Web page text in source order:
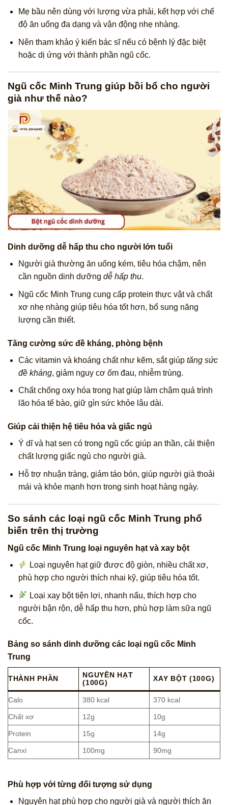
Mẹ bầu nên dùng với lượng vừa phải, kết hợp với chế
độ ăn uống đa dạng và vận động nhẹ nhàng.
Nên tham khảo ý kiến bác sĩ nếu có bệnh lý đặc biệt
hoặc dị ứng với thành phần ngũ cốc.
Ngũ cốc Minh Trung giúp bồi bổ cho người
già như thế nào?
Dinh dưỡng dễ hấp thu cho người lớn tuổi
Người già thường ăn uống kém, tiêu hóa chậm, nên
cần nguồn dinh dưỡng dễ hấp thu.
Ngũ cốc Minh Trung cung cấp protein thực vật và chất
xơ nhẹ nhàng giúp tiêu hóa tốt hơn, bổ sung năng
lượng cần thiết.
Tăng cường sức đề kháng, phòng bệnh
Các vitamin và khoáng chất như kẽm, sắt giúp tăng sức
đề kháng, giảm nguy cơ ốm đau, nhiễm trùng.
Chất chống oxy hóa trong hạt giúp làm chậm quá trình
lão hóa tế bào, giữ gìn sức khỏe lâu dài.
Giúp cải thiện hệ tiêu hóa và giấc ngủ
Ý dĩ và hạt sen có trong ngũ cốc giúp an thần, cải thiện
chất lượng giấc ngủ cho người già.
Hỗ trợ nhuận tràng, giảm táo bón, giúp người già thoải
mái và khỏe mạnh hơn trong sinh hoạt hàng ngày.
So sánh các loại ngũ cốc Minh Trung phổ
biến trên thị trường
Ngũ cốc Minh Trung loại nguyên hạt và xay bột
Loại nguyên hạt giữ được độ giòn, nhiều chất xơ,
phù hợp cho người thích nhai kỹ, giúp tiêu hóa tốt.
Loại xay bột tiện lợi, nhanh nấu, thích hợp cho
người bận rộn, dễ hấp thu hơn, phù hợp làm sữa ngũ
cốc.
Bảng so sánh dinh dưỡng các loại ngũ cốc Minh
Trung
THÀNH PHẦN
NGUYÊN HẠT
(100G)
XAY BỘT (100G)
Calo 380 kcal 370 kcal
Chất xơ 12g 10g
Protein 15g 14g
Canxi 100mg 90mg
Phù hợp với từng đối tượng sử dụng
Nguyên hạt phù hợp cho người già và người thích ăn